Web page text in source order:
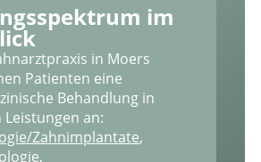
im
in Moers
Patienten eine
Behandlung in
an:
Zahnimplantate,
,